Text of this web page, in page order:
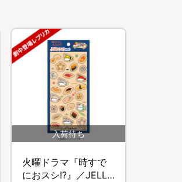
火曜ドラマ『時すで
におスシ!?』／JELLY